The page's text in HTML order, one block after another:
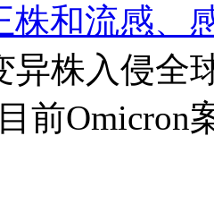
株和流感、
异株入侵全
前Omicron